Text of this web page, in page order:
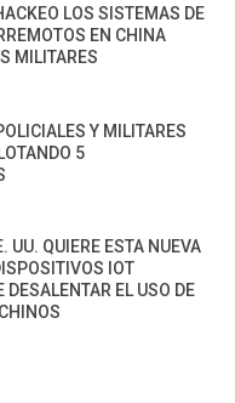
LOS SISTEMAS DE
EN CHINA
MILITARES
Y MILITARES
5
UU. QUIERE ESTA NUEVA
IOT
DESALENTAR EL USO DE